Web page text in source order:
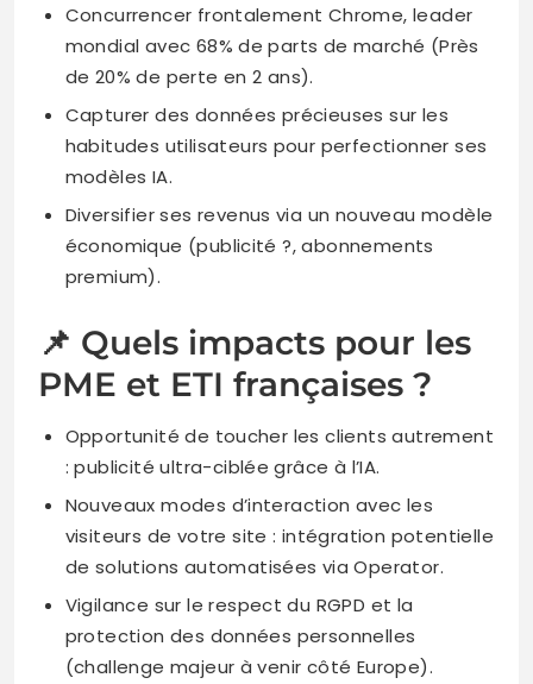
Concurrencer frontalement Chrome, leader
mondial avec 68% de parts de marché (Près
de 20% de perte en 2 ans).
Capturer des données précieuses sur les
habitudes utilisateurs pour perfectionner ses
modèles IA.
Diversifier ses revenus via un nouveau modèle
économique (publicité ?, abonnements
premium).
📌 Quels impacts pour les
PME et ETI françaises ?
Opportunité de toucher les clients autrement
: publicité ultra-ciblée grâce à l’IA.
Nouveaux modes d’interaction avec les
visiteurs de votre site : intégration potentielle
de solutions automatisées via Operator.
Vigilance sur le respect du RGPD et la
protection des données personnelles
(challenge majeur à venir côté Europe).